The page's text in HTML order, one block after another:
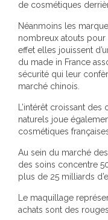
de cosmétiques
Néanmoins les
nombreux atouts pour
effet elles jouissent
du made in France
sécurité qui leur
marché chinois.
L’intérêt croissant
naturels joue
cosmétiques
Au sein du marché
des soins concentre
plus de 25 milliards
Le maquillage
achats sont des